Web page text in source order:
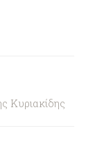
Κυριακίδης